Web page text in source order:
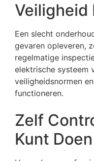
Veiligheid
Een slecht
gevaren opleveren,
regelmatige
elektrische systeem
veiligheidsnormen
functioneren.
Zelf
Kunt Doen